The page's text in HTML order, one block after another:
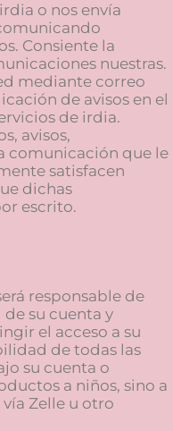
o nos envía
Consiente la
nuestras.
mediante correo
de avisos en el
de irdia.
avisos,
comunicación que le
satisfacen
dichas
escrito.
responsable de
su cuenta y
el acceso a su
de todas las
su cuenta o
a niños, sino a
Zelle u otro